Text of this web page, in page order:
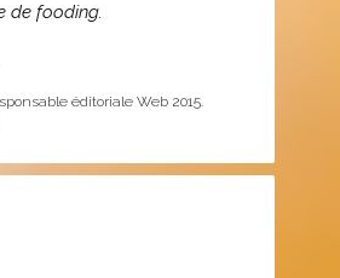
de fooding.
éditoriale Web 2015.